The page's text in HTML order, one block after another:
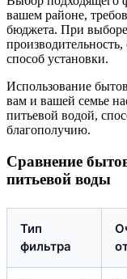
вашем районе,
бюджета. При
способ установки.
Использование
вам и вашей семье
питьевой водой,
благополучию.
Сравнение
питьевой воды
Тип
фильтра